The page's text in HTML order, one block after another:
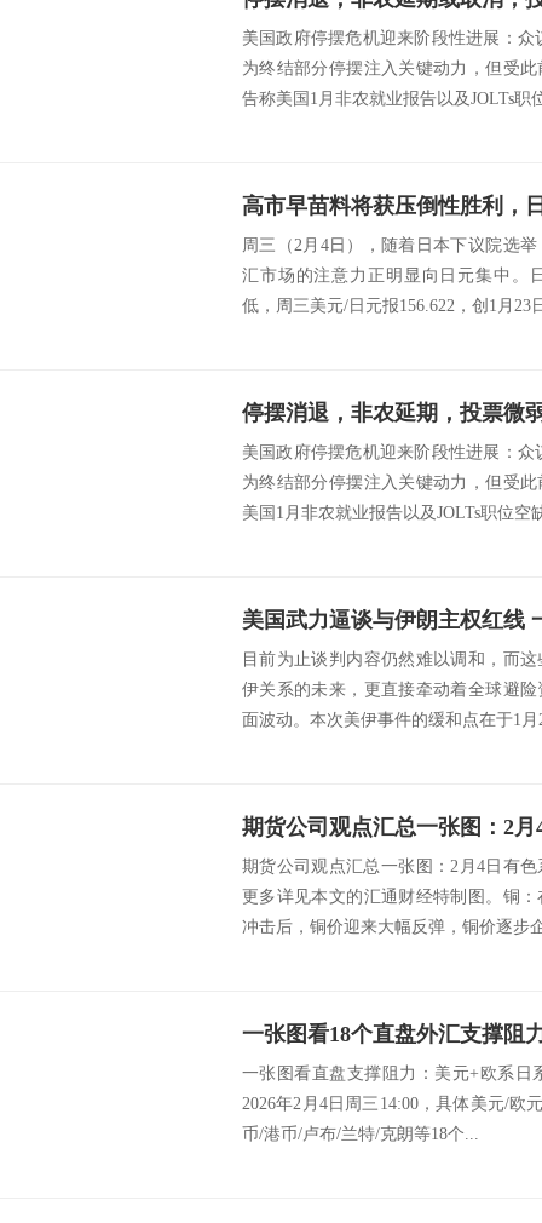
美国政府停摆危机迎来阶段性进展：
为终结部分停摆注入关键动力，但受
告称美国1月非农就业报告以及JOLTs职
高市早苗料将获压倒性胜利，
周三（2月4日），随着日本下议院选
汇市场的注意力正明显向日元集中。
低，周三美元/日元报156.622，创1月23
停摆消退，非农延期，投票微
美国政府停摆危机迎来阶段性进展：
为终结部分停摆注入关键动力，但受
美国1月非农就业报告以及JOLTs职位空
美国武力逼谈与伊朗主权红线
目前为止谈判内容仍然难以调和，而
伊关系的未来，更直接牵动着全球避
面波动。本次美伊事件的缓和点在于1
期货公司观点汇总一张图：2月4日有
更多详见本文的汇通财经特制图。铜
冲击后，铜价迎来大幅反弹，铜价逐步
一张图看直盘支撑阻力：美元+欧系日
2026年2月4日周三14:00，具体美元/欧
币/港币/卢布/兰特/克朗等18个...